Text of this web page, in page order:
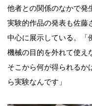
他者との関係のなかで発
実験的作品の発表も佐藤
中心に展示している。「
機械の目的を外れて使え
そこから何が得られるか
ら実験なんです」